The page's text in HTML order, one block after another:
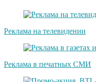
Реклама на телевидении
Реклама в печатных СМИ